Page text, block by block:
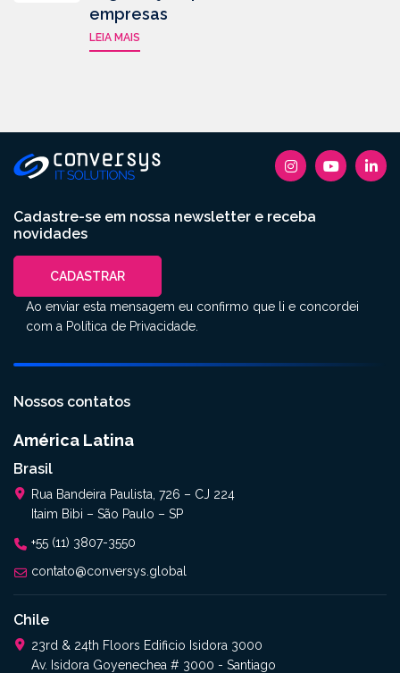
empresas
LEIA MAIS
Cadastre-se em nossa newsletter e receba
novidades
CADASTRAR
Ao enviar esta mensagem eu confirmo que li e concordei
com a Política de Privacidade
Nossos contatos
América Latina
Brasil
Rua Bandeira Paulista, 726 – CJ 224
Itaim Bibi – São Paulo – SP
+55 (11) 3807-3550
contato@conversys.global
Chile
23rd & 24th Floors Edificio Isidora 3000
Av. Isidora Goyenechea # 3000 - Santiago